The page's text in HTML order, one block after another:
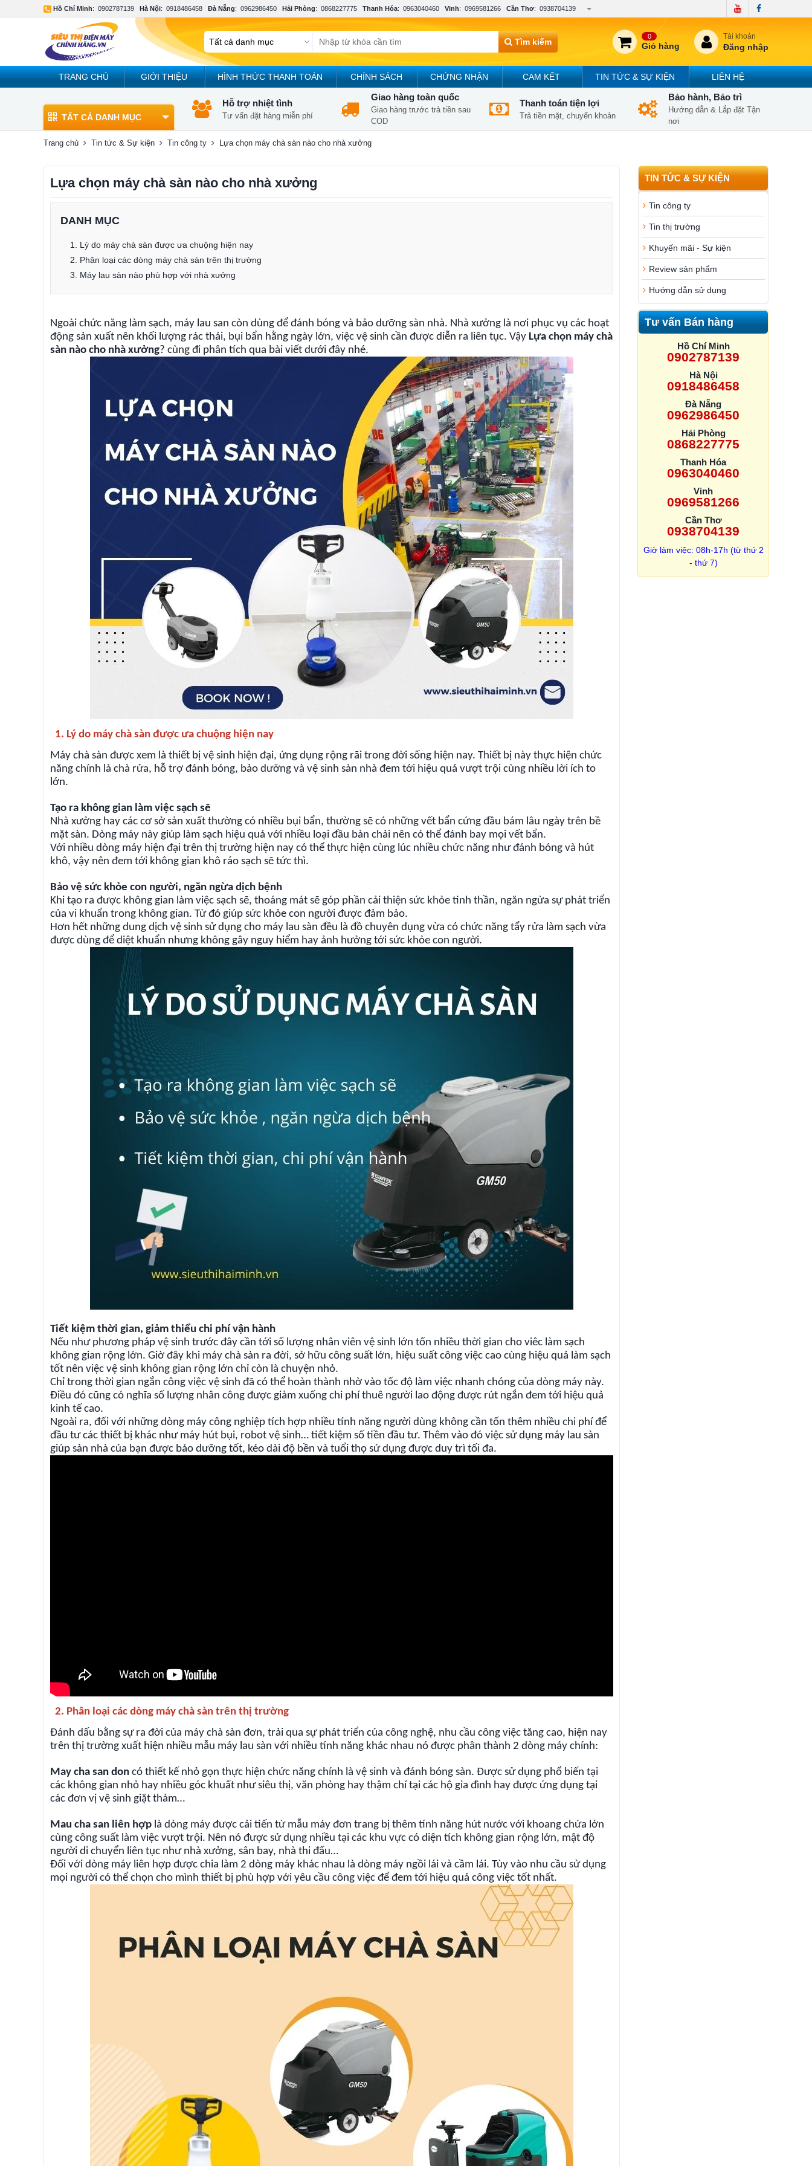
Hồ Chí Minh: 0902787139 Hà Nội: 0918486458 Đà Nẵng: 0962986450 Hải Phòng: 0868227775 Thanh Hóa: 0963040460 Vinh: 0969581266 Cần Thơ: 0938704139
Tìm kiếm
0
Giỏ hàng
Tài khoản
Đăng nhập
TRANG CHỦ GIỚI THIỆU HÌNH THỨC THANH TOÁN CHÍNH SÁCH CHỨNG NHẬN CAM KẾT TIN TỨC & SỰ KIỆN LIÊN HỆ
TẤT CẢ DANH MỤC
Hỗ trợ nhiệt tình
Tư vấn đặt hàng miễn phí
Giao hàng toàn quốc
Giao hàng trước trả tiền sau
COD
Thanh toán tiện lợi
Trả tiền mặt, chuyển khoản
Bảo hành, Bảo trì
Hướng dẫn & Lắp đặt Tận
nơi
Trang chủ Tin tức & Sự kiện Tin công ty Lựa chọn máy chà sàn nào cho nhà xưởng
TIN TỨC & SỰ KIỆN
Tin công ty
Tin thị trường
Khuyến mãi - Sự kiện
Review sản phẩm
Hướng dẫn sử dụng
Tư vấn Bán hàng
Hồ Chí Minh
0902787139
Hà Nội
0918486458
Đà Nẵng
0962986450
Hải Phòng
0868227775
Thanh Hóa
0963040460
Vinh
0969581266
Cần Thơ
0938704139
Giờ làm việc: 08h-17h (từ thứ 2
- thứ 7)
Lựa chọn máy chà sàn nào cho nhà xưởng
DANH MỤC
1. Lý do máy chà sàn được ưa chuộng hiện nay
2. Phân loại các dòng máy chà sàn trên thị trường
3. Máy lau sàn nào phù hợp với nhà xưởng
Ngoài chức năng làm sạch, máy lau san còn dùng để đánh bóng và bảo dưỡng sàn nhà. Nhà xưởng là nơi phục vụ các hoạt
động sản xuất nên khối lượng rác thải, bụi bẩn hằng ngày lớn, việc vệ sinh cần được diễn ra liên tục. Vậy Lựa chọn máy chà
sàn nào cho nhà xưởng? cùng đi phân tích qua bài viết dưới đây nhé.
1. Lý do máy chà sàn được ưa chuộng hiện nay
Máy chà sàn được xem là thiết bị vệ sinh hiện đại, ứng dụng rộng rãi trong đời sống hiện nay. Thiết bị này thực hiện chức
năng chính là chà rửa, hỗ trợ đánh bóng, bảo dưỡng và vệ sinh sàn nhà đem tới hiệu quả vượt trội cùng nhiều lời ích to
lớn.
Tạo ra không gian làm việc sạch sẽ
Nhà xưởng hay các cơ sở sản xuất thường có nhiều bụi bẩn, thường sẽ có những vết bẩn cứng đầu bám lâu ngày trên bề
mặt sàn. Dòng máy này giúp làm sạch hiệu quả với nhiều loại đầu bàn chải nên có thể đánh bay mọi vết bẩn.
Với nhiều dòng máy hiện đại trên thị trường hiện nay có thể thực hiện cùng lúc nhiều chức năng như đánh bóng và hút
khô, vậy nên đem tới không gian khô ráo sạch sẽ tức thì.
Bảo vệ sức khỏe con người, ngăn ngừa dịch bệnh
Khi tạo ra được không gian làm việc sạch sẽ, thoáng mát sẽ góp phần cải thiện sức khỏe tinh thần, ngăn ngừa sự phát triển
của vi khuẩn trong không gian. Từ đó giúp sức khỏe con người được đảm bảo.
Hơn hết những dung dịch vệ sinh sử dụng cho máy lau sàn đều là đồ chuyên dụng vừa có chức năng tẩy rửa làm sạch vừa
được dùng để diệt khuẩn nhưng không gây nguy hiểm hay ảnh hưởng tới sức khỏe con người.
Tiết kiệm thời gian, giảm thiểu chi phí vận hành
Nếu như phương pháp vệ sinh trước đây cần tới số lượng nhân viên vệ sinh lớn tốn nhiều thời gian cho viêc làm sạch
không gian rộng lớn. Giờ đây khi máy chà sàn ra đời, sở hữu công suất lớn, hiệu suất công việc cao cùng hiệu quả làm sạch
tốt nên việc vệ sinh không gian rộng lớn chỉ còn là chuyện nhỏ.
Chỉ trong thời gian ngắn công việc vệ sinh đã có thể hoàn thành nhờ vào tốc độ làm việc nhanh chóng của dòng máy này.
Điều đó cũng có nghĩa số lượng nhân công được giảm xuống chi phí thuê người lao động được rút ngắn đem tới hiệu quả
kinh tế cao.
Ngoài ra, đối với những dòng máy công nghiệp tích hợp nhiều tính năng người dùng không cần tốn thêm nhiều chi phí để
đầu tư các thiết bị khác như máy hút bụi, robot vệ sinh… tiết kiệm số tiền đầu tư. Thêm vào đó việc sử dụng máy lau sàn
giúp sàn nhà của bạn được bảo dưỡng tốt, kéo dài độ bền và tuổi thọ sử dụng được duy trì tối đa.
2. Phân loại các dòng máy chà sàn trên thị trường
Đánh dấu bằng sự ra đời của máy chà sàn đơn, trải qua sự phát triển của công nghệ, nhu cầu công việc tăng cao, hiện nay
trên thị trường xuất hiện nhiều mẫu máy lau sàn với nhiều tính năng khác nhau nó được phân thành 2 dòng máy chính:
May cha san don có thiết kế nhỏ gọn thực hiện chức năng chính là vệ sinh và đánh bóng sàn. Được sử dụng phổ biến tại
các không gian nhỏ hay nhiều góc khuất như siêu thị, văn phòng hay thậm chí tại các hộ gia đình hay được ứng dụng tại
các đơn vị vệ sinh giặt thảm…
Mau cha san liên hợp là dòng máy được cải tiến từ mẫu máy đơn trang bị thêm tính năng hút nước với khoang chứa lớn
cùng công suất làm việc vượt trội. Nên nó được sử dụng nhiều tại các khu vực có diện tích không gian rộng lớn, mật độ
người di chuyển liên tục như nhà xưởng, sân bay, nhà thi đấu…
Đối với dòng máy liên hợp được chia làm 2 dòng máy khác nhau là dòng máy ngồi lái và cầm lái. Tùy vào nhu cầu sử dụng
mọi người có thể chọn cho mình thiết bị phù hợp với yêu cầu công việc để đem tới hiệu quả công việc tốt nhất.